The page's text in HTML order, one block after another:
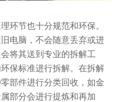
环节也十分规范和环保。
电脑，不会随意丢弃或进
将其送到专业的拆解工
保标准进行拆解。在拆解
部件进行分类回收，如金
部分会进行提炼和再加